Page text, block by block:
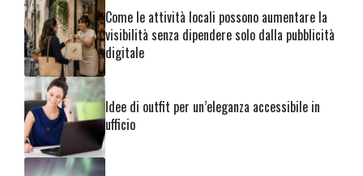
Come le attività locali possono aumentare la
visibilità senza dipendere solo dalla pubblicità
digitale
Idee di outfit per un’eleganza accessibile in
ufficio